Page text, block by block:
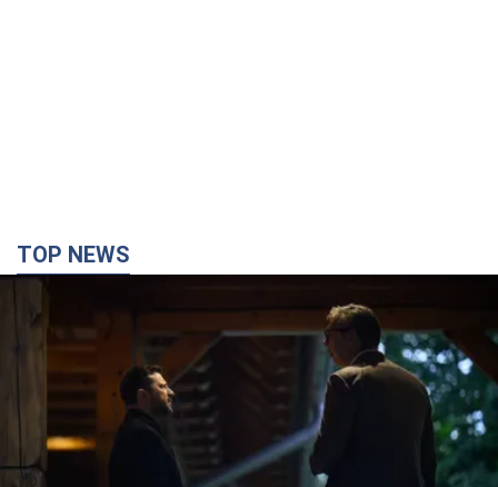
Зеленский впервые прибыл в Сербию:
запланирована встреча с Вучичем и не только.
Это первый визит главы государства в Белград
30 хвилин тому 59,4 т.
"Верните Федорова": в городах Украины уже
23-й день подряд проходят массовые митинги